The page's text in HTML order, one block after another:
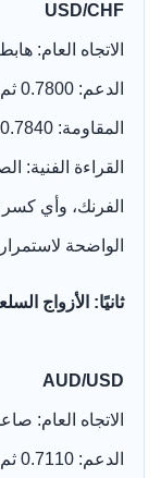
USD/CHF
الاتجاه العام: هابط
الدعم: 0.7800 ثم 0.7770
المقاومة: 0.7840 ثم 0.7875
القراءة الفنية:
الواضحة
ثانيًا: الأزواج
AUD/USD
الاتجاه العام: صاعد
الدعم: 0.7110 ثم 0.7075